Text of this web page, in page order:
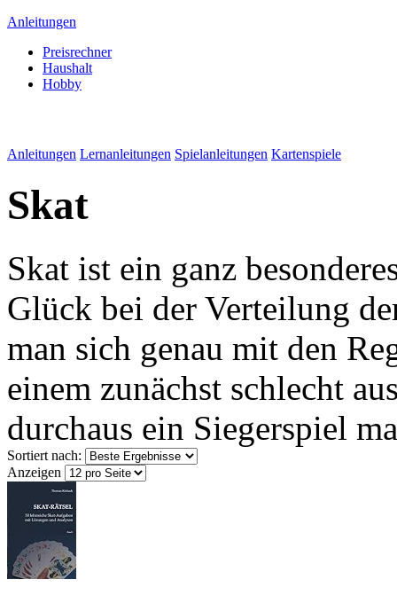
Anleitungen
Preisrechner
Haushalt
Hobby
Anleitungen Lernanleitungen Spielanleitungen Kartenspiele
Skat
Skat ist ein ganz
Glück bei der Verteilung
man sich genau mit den
einem zunächst schlecht
durchaus ein Siegerspiel
Sortiert nach:
Anzeigen